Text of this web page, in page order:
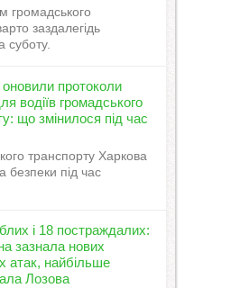
громадського
заздалегідь
суботу.
оновили протоколи
водіїв громадського
що змінилося під час
транспорту Харкова
безпеки під час
і 18 постраждалих:
зазнала нових
атак, найбільше
Лозова